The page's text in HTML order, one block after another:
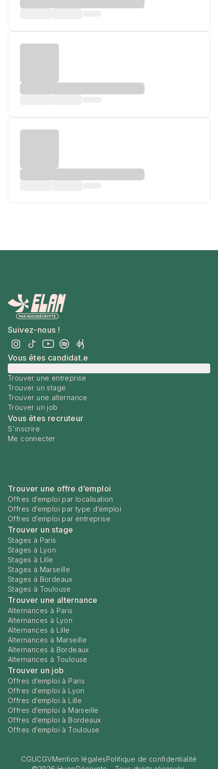
Suivez-nous !
Vous êtes candidat.e
Trouver une entreprise
Trouver un stage
Trouver une alternance
Trouver un job
Vous êtes recruteur
S'inscrire
Me connecter
Trouver une offre d’emploi
Offres d’emploi par localisation
Offres d’emploi par type d’emploi
Offres d’emploi par entreprise
Trouver un stage
Stages à Paris
Stages à Lyon
Stages à Lille
Stages à Marseille
Stages à Bordeaux
Stages à Toulouse
Trouver une alternance
Alternances à Paris
Alternances à Lyon
Alternances à Lille
Alternances à Marseille
Alternances à Bordeaux
Alternances à Toulouse
Trouver un job
Offres d’emploi à Paris
Offres d’emploi à Lyon
Offres d’emploi à Lille
Offres d’emploi à Marseille
Offres d’emploi à Bordeaux
Offres d’emploi à Toulouse
CGUCGVMention légalesPolitique de confidentialité